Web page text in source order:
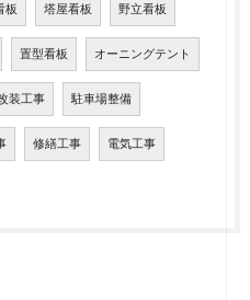
板 塔屋看板 野立看板
置型看板 オーニングテント
装工事 駐車場整備
修繕工事 電気工事